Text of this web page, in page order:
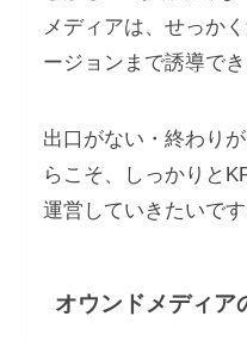
メディアは、せっか
ージョンまで誘導でき
出口がない・終わり
らこそ、しっかりと
運営していきたいです
オウンドメディア